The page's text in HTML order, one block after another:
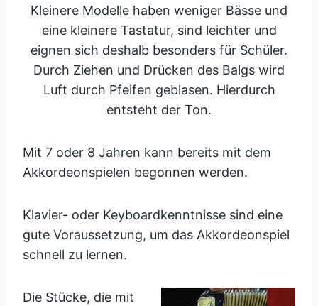
Kleinere Modelle haben weniger Bässe und
eine kleinere Tastatur, sind leichter und
eignen sich deshalb besonders für Schüler.
Durch Ziehen und Drücken des Balgs wird
Luft durch Pfeifen geblasen. Hierdurch
entsteht der Ton.
Mit 7 oder 8 Jahren kann bereits mit dem
Akkordeonspielen begonnen werden.
Klavier- oder Keyboardkenntnisse sind eine
gute Voraussetzung, um das Akkordeonspiel
schnell zu lernen.
Die Stücke, die mit